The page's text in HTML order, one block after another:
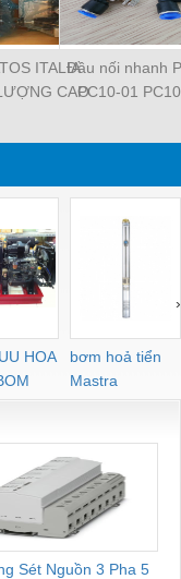
ITALIA
CAO
HR-013 /
222 JPQ-
Đầu nối nhanh
PC10-01
PC12-01
03 PL8-02 PL8-
PL6-02 PL4-
HOA
bơm hoả tiển
Mastra
›
Sét Nguồn 3 Pha 5